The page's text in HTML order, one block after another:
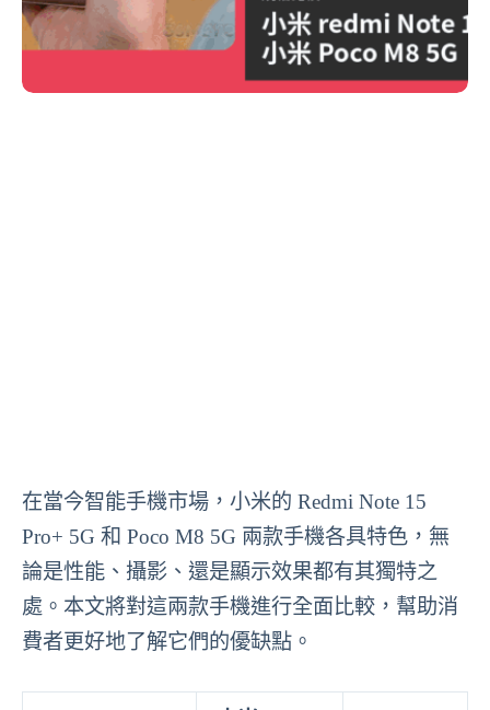
在當今智能手機市場，小米的 Redmi Note 15
Pro+ 5G 和 Poco M8 5G 兩款手機各具特色，無
論是性能、攝影、還是顯示效果都有其獨特之
處。本文將對這兩款手機進行全面比較，幫助消
費者更好地了解它們的優缺點。